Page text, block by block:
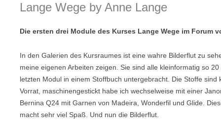
Lange Wege by Anne Lange
Die ersten drei Module des Kurses Lange Wege im Forum
In den Galerien des Kursraumes ist eine wahre Bilderflut zu
meine eigenen Arbeiten zeigen. Sie sind alle kleinformatig so
letzten Modul in einem Stoffbuch untergebracht. Die Stoffe sind
Vorrat, maschinengestickt habe ich wechselweise mit einer
Bernina Q24 mit Garnen von Madeira, Wonderfil und Glide.
macht sehr viel Spaß. Und nun die Bilderflut.